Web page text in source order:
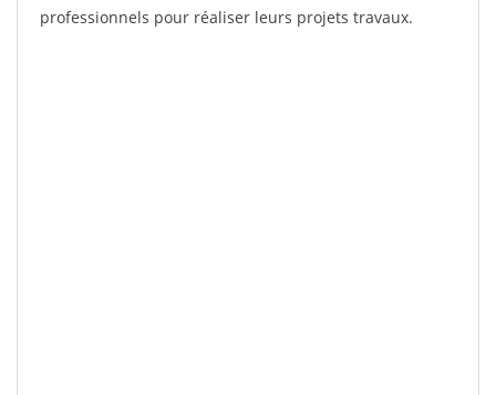
professionnels pour réaliser leurs projets travaux.